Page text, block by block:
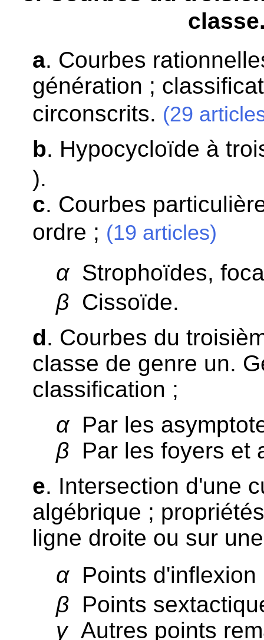
a. Courbes
génération ;
circonscrits. (29
b. Hypocycloïde à
).
c. Courbes
ordre ; (19 articles)
αStrophoïdes,
β Cissoïde.
d. Courbes du
classe de genre un.
classification ;
αPar les
β Par les foyers et
e. Intersection d'une
algébrique ;
ligne droite ou sur
αPoints
β Points
γAutres points